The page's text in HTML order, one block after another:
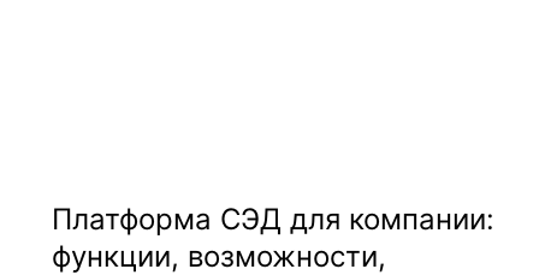
Платформа СЭД для компании:
функции, возможности,